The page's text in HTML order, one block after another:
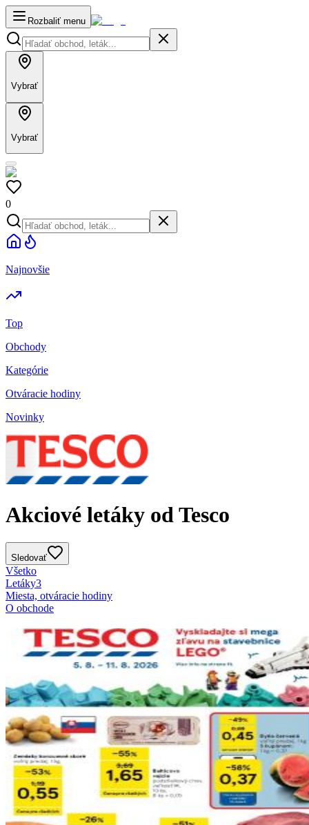
Rozbaliť menu
Vybrať
Vybrať
0
Najnovšie
Top
Obchody
Kategórie
Otváracie hodiny
Novinky
Akciové letáky od Tesco
Sledovať
Všetko
Letáky3
Miesta, otváracie hodiny
O obchode